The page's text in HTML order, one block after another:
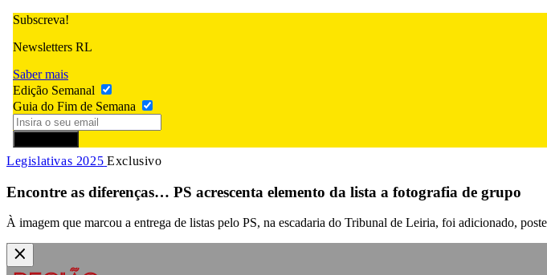
Subscreva!
Newsletters RL
Saber mais
Edição Semanal
Guia do Fim de Semana
Legislativas 2025 Exclusivo
Encontre as diferenças… PS acrescenta elemento da lista a fotografia de grupo
À imagem que marcou a entrega de listas pelo PS, na escadaria do Tribunal de Leiria, foi adicionado,